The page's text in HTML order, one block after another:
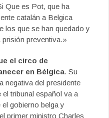
Que es Pot, que ha
catalán a Belgica
los que se han quedado y
preventiva.»
el circo de
en Bélgica. Su
negativa del presidente
tribunal español va a
gobierno belga y
primer ministro Charles